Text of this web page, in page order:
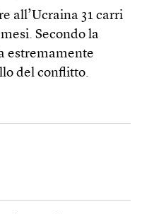
all’Ucraina 31 carri
Secondo la
estremamente
del conflitto.